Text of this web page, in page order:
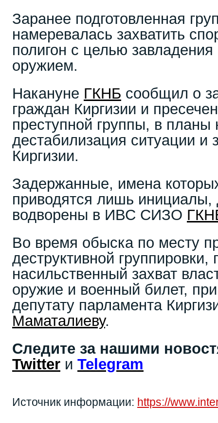
Заранее подготовленная
намеревалась захватить
полигон с целью
оружием.
Накануне ГКНБ сообщил о
граждан Киргизии и
преступной группы, в планы
дестабилизация ситуации и
Киргизии.
Задержанные, имена
приводятся лишь инициалы,
водворены в ИВС СИЗО
Во время обыска по месту
деструктивной
насильственный захват
оружие и военный билет,
депутату парламента
Маматалиеву.
Следите за нашими
Twitter и Telegram
Источник информации: https://